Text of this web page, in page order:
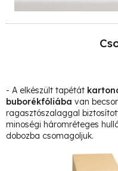
- A elkészült tapétát
buborékfóliába van
ragasztószalaggal
minoségi háromréteges
dobozba csomagoljuk.